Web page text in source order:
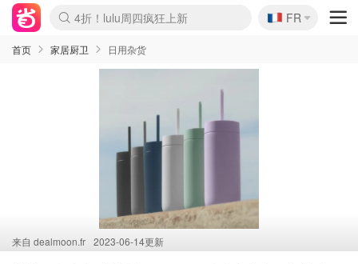
Boticinal 夏促开抢！
4折！lulu周四疯狂上新
还没结束！&OtherStories大促
Joybuy变相75折 随时失效
速领！Stanley独家85折
疑似霸哥！Camper额外叠85折
Zalando 奥莱闪促！每日更新
Moncler反季囤！5折起+叠9折
Coach Brooklyn仅€192
🇫🇷
FR
首页 家居厨卫 日用杂货
来自 dealmoon.fr 2023-06-14更新